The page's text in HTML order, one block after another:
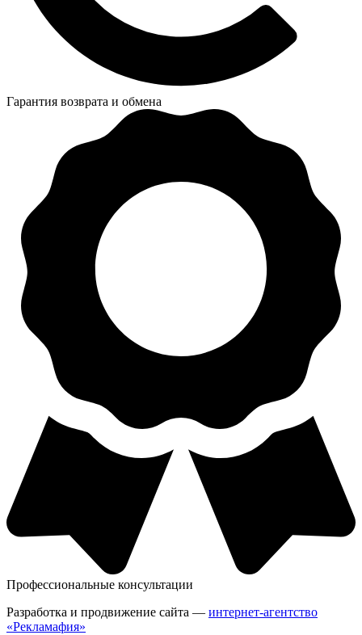
Гарантия возврата и обмена
Профессиональные консультации
Разработка и продвижение сайта — интернет-агентство
«Рекламафия»